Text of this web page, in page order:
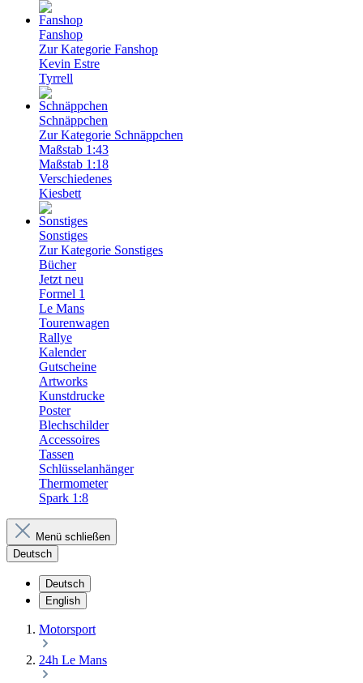
Fanshop
Zur Kategorie Fanshop
Kevin Estre
Tyrrell
Schnäppchen
Zur Kategorie Schnäppchen
Maßstab 1:43
Maßstab 1:18
Verschiedenes
Kiesbett
Sonstiges
Zur Kategorie Sonstiges
Bücher
Jetzt neu
Formel 1
Le Mans
Tourenwagen
Rallye
Kalender
Gutscheine
Artworks
Kunstdrucke
Poster
Blechschilder
Accessoires
Tassen
Schlüsselanhänger
Thermometer
Spark 1:8
Menü schließen
Deutsch
Deutsch
English
Motorsport
24h Le Mans